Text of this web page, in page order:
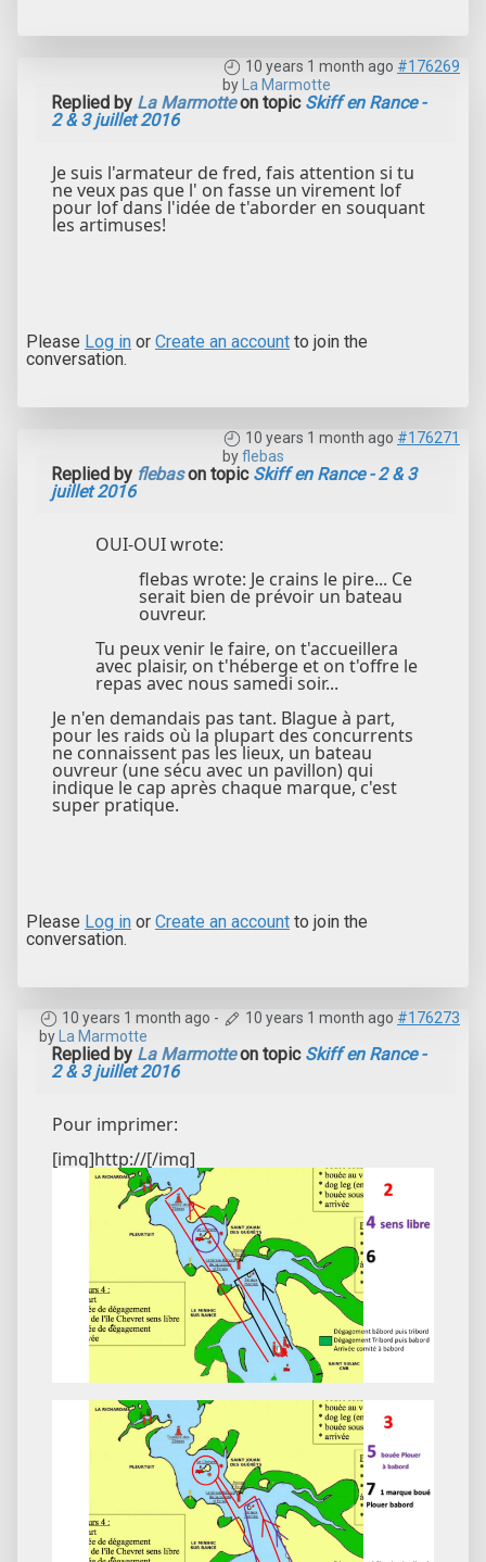
10 years 1 month ago #176269
by
La Marmotte
Replied by La Marmotteon topic Skiff en Rance -
2 & 3 juillet 2016
Je suis l'armateur de fred, fais attention si tu
ne veux pas que l' on fasse un virement lof
pour lof dans l'idée de t'aborder en souquant
les artimuses!
Please Log in or Create an account to join the
conversation.
10 years 1 month ago #176271
byflebas
Replied by flebason topic Skiff en Rance - 2 & 3
juillet 2016
OUI-OUI wrote:
flebas wrote: Je crains le pire... Ce
serait bien de prévoir un bateau
ouvreur.
Tu peux venir le faire, on t'accueillera
avec plaisir, on t'héberge et on t'offre le
repas avec nous samedi soir...
Je n'en demandais pas tant. Blague à part,
pour les raids où la plupart des concurrents
ne connaissent pas les lieux, un bateau
ouvreur (une sécu avec un pavillon) qui
indique le cap après chaque marque, c'est
super pratique.
Please Log in or Create an account to join the
conversation.
10 years 1 month ago - 10 years 1 month ago #176273
by
La Marmotte
Replied by La Marmotteon topic Skiff en Rance -
2 & 3 juillet 2016
Pour imprimer:
[img]http://[/img]